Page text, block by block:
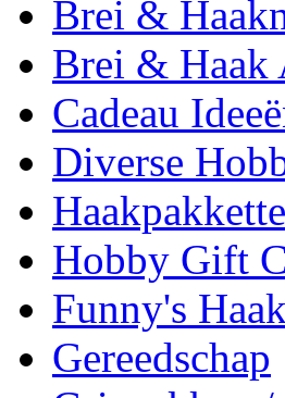
Brei &
Brei & Haak
Cadeau
Diverse
Hobby Gift
Funny's
Gereedschap